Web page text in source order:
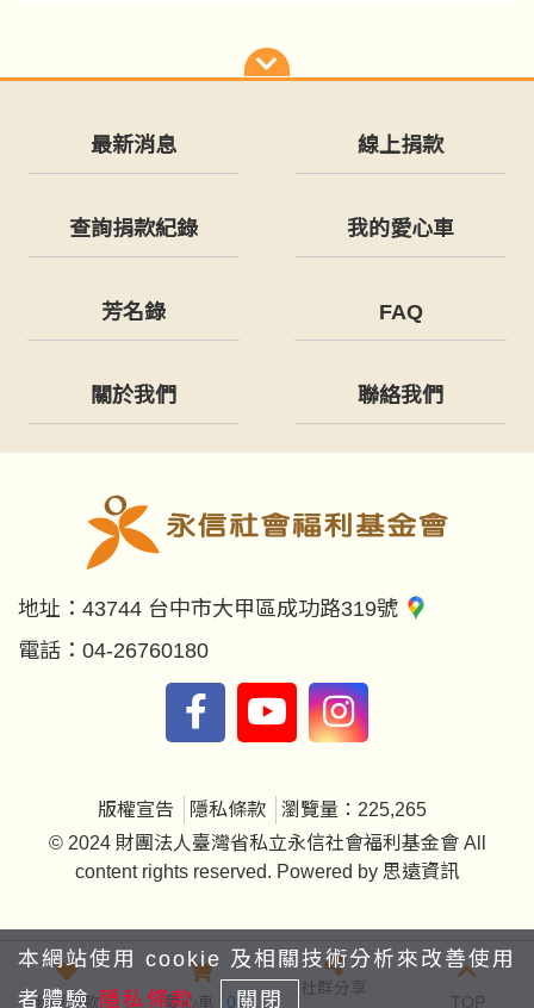
最新消息 線上捐款
查詢捐款紀錄 我的愛心車
芳名錄 FAQ
關於我們 聯絡我們
地址： 43744 台中市大甲區成功路319號
電話： 04-26760180
版權宣告 隱私條款
瀏覽量：225,265
© 2024 財團法人臺灣省私立永信社會福利基金會 All
content rights reserved. Powered by 思遠資訊
我要捐款 愛心車 0
社群分享
TOP
本網站使用 cookie 及相關技術分析來改善使用
者體驗 隱私條款 關閉